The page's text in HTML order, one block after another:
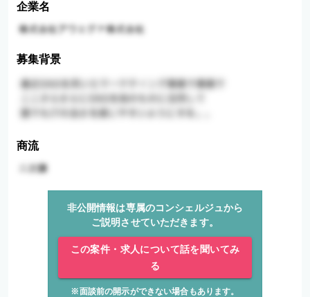
企業名
募集背景
商流
非公開情報は専属のコンシェルジュから
ご説明させていただきます。
この案件・求人について話を聞いてみ
る
※面談前の開示ができない場合もあります。